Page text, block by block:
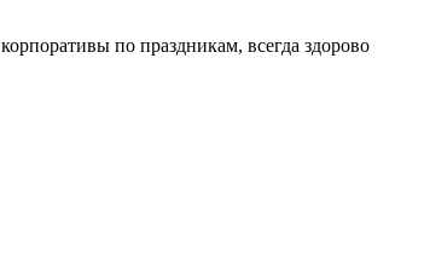
по праздникам, всегда здорово